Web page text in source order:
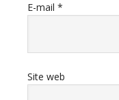
E-mail *
Site web